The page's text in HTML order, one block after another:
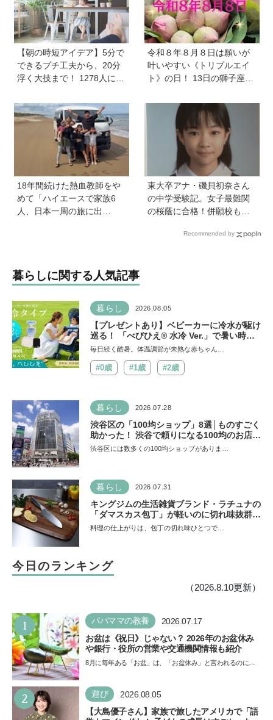
【朝の時短アイデア】5分で
できるプチ工夫から、20分
浮く大技まで！ 1278人に聞
切る工夫を大公開《HugKu
m総研》
令和８年８月８日は願いが
叶いやすい《トリプルエイ
ト》の日！ 13日の獅子座の
注目
18年間続けた熱血教師をや
めて「ハイエースで家族6
人、日本一周の旅に出
東大卒アナ・磯貝初奈さん
の中学受験記。女子最難関
の桜蔭に合格！併願校も魅
声かけは「睡眠が何より大
Recommended by
暮らしに関する人気記事
暮らし 2026.08.05
【プレゼントあり】ベビーカーに冷水が駆け
巡る！ 「べびひえ® 水冷 Ver.」で暑い時期
の赤ちゃんのお出かけをサポート
毎日続く酷暑。体温調節が未熟な赤ちゃん…
#0歳 #1歳 #2歳
暮らし 2026.07.28
渋谷区の「100均ショップ」8選│ものすごく
助かった！ 渋谷で頼りになる100均のお店を
チェック
渋谷区には数多くの100均ショップがありま…
暮らし 2026.07.31
キングジムの生活雑貨ブランド・ラチュナの
「ダマスカス包丁」が軽いのに切れ味抜群！
“切れない”ストレスから卒業【プレゼントあ
料理の仕上がりは、包丁の切れ味ひとつで…
今日のランキング
（2026.8.10更新）
1 パパママの教養 2026.07.17
お盆は《祝日》じゃない？ 2026年のお盆休み
や銀行・役所の営業や交通機関情報も紹介
8月に毎年ある「お盆」は、「お盆休み」と言われるのに祝
盆…
2 遊び 2026.08.05
【大島優子さん】家族で旅したアメリカで「語